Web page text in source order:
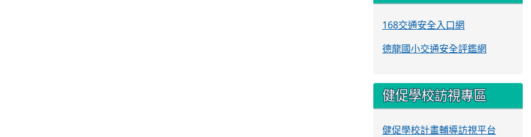
168交通安全入口網
德龍國小交通安全評鑑網
健促學校訪視專區
健促學校計畫輔導訪視平台